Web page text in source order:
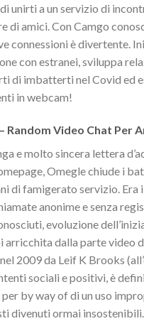
unirti a un servizio di
di amici. Con Camgo
connessioni è divertente.
con estranei, sviluppa
di imbatterti nel Covid ed
in webcam!
Random Video Chat Per
e molto sincera lettera
Omegle chiude i
di famigerato servizio. Era
anonime e senza
evoluzione
arricchita dalla parte video
2009 da Leif K Brooks
sociali e positivi, è
by way of di un uso
divenuti ormai